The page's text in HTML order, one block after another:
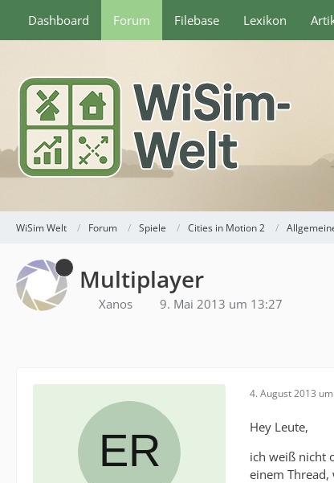
Dashboard Forum Filebase Lexikon
WiSim Welt Forum Spiele Cities in Motion 2
Multiplayer
Xanos 9. Mai 2013 um 13:27
4. August 2013
Hey Leute,
ich weiß nicht
einem